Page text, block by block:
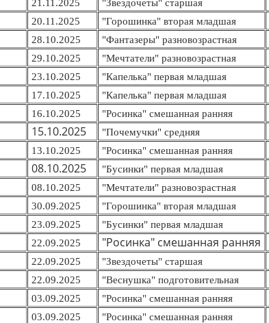
21.11.2025 "Звездочеты" старшая
20.11.2025 "Горошинка" вторая младшая
28.10.2025 "Фантазеры" разновозрастная
29.10.2025 "Мечтатели" разновозрастная
23.10.2025 "Капелька" первая младшая
17.10.2025 "Капелька" первая младшая
16.10.2025 "Росинка" смешанная ранняя
15.10.2025 "Почемучки" средняя
13.10.2025 "Росинка" смешанная ранняя
08.10.2025 "Бусинки" первая младшая
08.10.2025 "Мечтатели" разновозрастная
30.09.2025 "Горошинка" вторая младшая
23.09.2025 "Бусинки" первая младшая
22.09.2025 "Росинка" смешанная ранняя
22.09.2025 "Звездочеты" старшая
22.09.2025 "Веснушка" подготовительная
03.09.2025 "Росинка" смешанная ранняя
03.09.2025 "Росинка" смешанная ранняя